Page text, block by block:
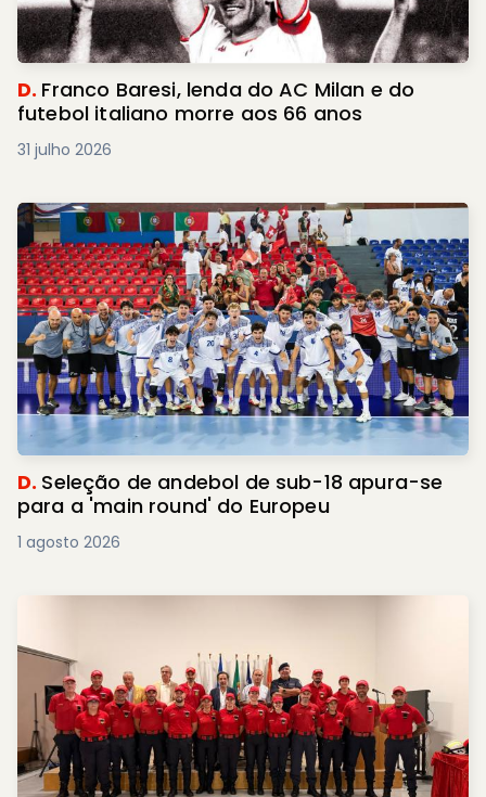
D. Franco Baresi, lenda do AC Milan e do
futebol italiano morre aos 66 anos
31 julho 2026
D. Seleção de andebol de sub-18 apura-se
para a 'main round' do Europeu
1 agosto 2026